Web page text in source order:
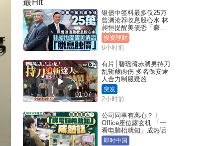
最Hit
银债中签料最多仅25万
曾渊沧荐收息股心水 林
昶恒提醒美债恐「赚息
蚀价」
投资理财
6小时前
01:07
有片│碧瑶湾赤膊男持刀
乱斩酿两伤 多名保安途
人合力制服疑凶
突发
2小时前
公司同事有离心？︱
Office座位露玄机 「一
看电脑枱就知」成热话
即时中国